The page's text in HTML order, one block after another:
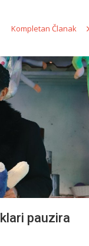
Kompletan Članak
pauzira